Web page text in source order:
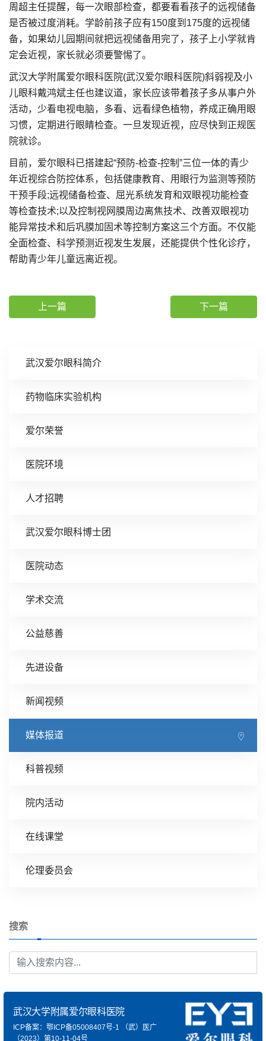
武汉爱尔眼科简介
药物临床实验机构
爱尔荣誉
医院环境
人才招聘
武汉爱尔眼科博士团
医院动态
学术交流
公益慈善
先进设备
新闻视频
媒体报道
科普视频
院内活动
在线课堂
伦理委员会
搜索
周超主任提醒，每一次眼部检查，都要看看孩子的远视储备
是否被过度消耗。学龄前孩子应有150度到175度的远视储
备，如果幼儿园期间就把远视储备用完了，孩子上小学就肯
定会近视，家长就必须要警惕了。
武汉大学附属爱尔眼科医院(武汉爱尔眼科医院)斜弱视及小
儿眼科戴鸿斌主任也建议道，家长应该带着孩子多从事户外
活动，少看电视电脑，多看、远看绿色植物，养成正确用眼
习惯，定期进行眼睛检查。一旦发现近视，应尽快到正规医
院就诊。
目前，爱尔眼科已搭建起“预防-检查-控制”三位一体的青少
年近视综合防控体系，包括健康教育、用眼行为监测等预防
干预手段;远视储备检查、屈光系统发育和双眼视功能检查
等检查技术;以及控制视网膜周边离焦技术、改善双眼视功
能异常技术和后巩膜加固术等控制方案这三个方面。不仅能
全面检查、科学预测近视发生发展，还能提供个性化诊疗，
帮助青少年儿童远离近视。
上一篇 下一篇
武汉大学附属爱尔眼科医院
ICP备案：鄂ICP备05008407号-1 （武）医广
（2023）第10-11-04号